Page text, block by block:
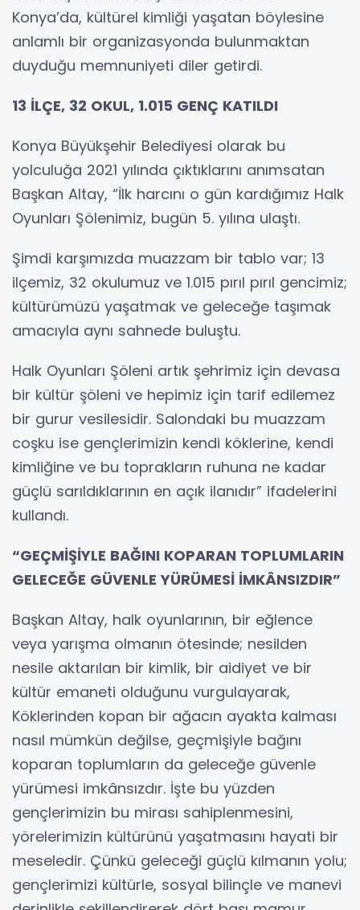
Konya’da, kültürel kimliği yaşatan böylesine
anlamlı bir organizasyonda bulunmaktan
duyduğu memnuniyeti diler getirdi.
13 İLÇE, 32 OKUL, 1.015 GENÇ KATILDI
Konya Büyükşehir Belediyesi olarak bu
yolculuğa 2021 yılında çıktıklarını anımsatan
Başkan Altay, “İlk harcını o gün kardığımız Halk
Oyunları Şölenimiz, bugün 5. yılına ulaştı.
Şimdi karşımızda muazzam bir tablo var; 13
ilçemiz, 32 okulumuz ve 1.015 pırıl pırıl gencimiz;
kültürümüzü yaşatmak ve geleceğe taşımak
amacıyla aynı sahnede buluştu.
Halk Oyunları Şöleni artık şehrimiz için devasa
bir kültür şöleni ve hepimiz için tarif edilemez
bir gurur vesilesidir. Salondaki bu muazzam
coşku ise gençlerimizin kendi köklerine, kendi
kimliğine ve bu toprakların ruhuna ne kadar
güçlü sarıldıklarının en açık ilanıdır” ifadelerini
kullandı.
“GEÇMİŞİYLE BAĞINI KOPARAN TOPLUMLARIN
GELECEĞE GÜVENLE YÜRÜMESİ İMKÂNSIZDIR”
Başkan Altay, halk oyunlarının, bir eğlence
veya yarışma olmanın ötesinde; nesilden
nesile aktarılan bir kimlik, bir aidiyet ve bir
kültür emaneti olduğunu vurgulayarak,
Köklerinden kopan bir ağacın ayakta kalması
nasıl mümkün değilse, geçmişiyle bağını
koparan toplumların da geleceğe güvenle
yürümesi imkânsızdır. İşte bu yüzden
gençlerimizin bu mirası sahiplenmesini,
yörelerimizin kültürünü yaşatmasını hayati bir
meseledir. Çünkü geleceği güçlü kılmanın yolu;
gençlerimizi kültürle, sosyal bilinçle ve manevi